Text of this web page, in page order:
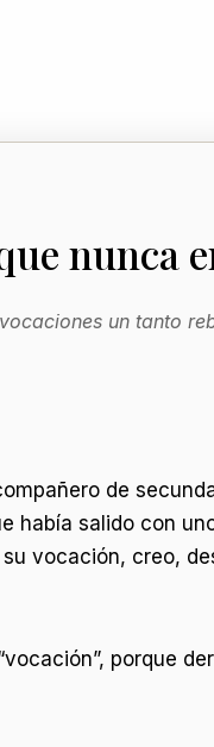
nunca
un tanto
de
había salido con
vocación, creo,
porque